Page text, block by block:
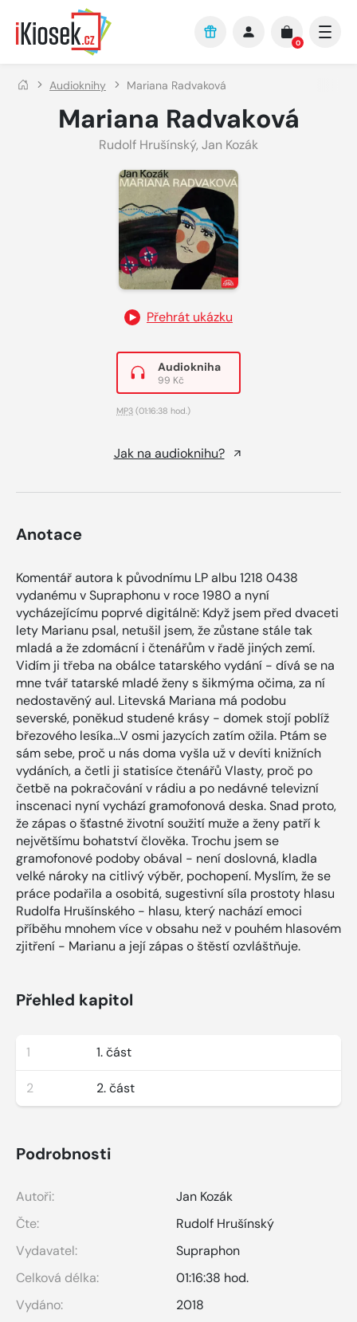
Přejít na hlavní obsah
0
Audioknihy Mariana Radvaková
Mariana Radvaková
Rudolf Hrušínský, Jan Kozák
Přehrát ukázku
Audiokniha
99 Kč
MP3 (01:16:38 hod.)
Jak na audioknihu?
Anotace
Komentář autora k původnímu LP albu 1218 0438
vydanému v Supraphonu v roce 1980 a nyní
vycházejícímu poprvé digitálně: Když jsem před dvaceti
lety Marianu psal, netušil jsem, že zůstane stále tak
mladá a že zdomácní i čtenářům v řadě jiných zemí.
Vidím ji třeba na obálce tatarského vydání - dívá se na
mne tvář tatarské mladé ženy s šikmýma očima, za ní
nedostavěný aul. Litevská Mariana má podobu
severské, poněkud studené krásy - domek stojí poblíž
březového lesíka...V osmi jazycích zatím ožila. Ptám se
sám sebe, proč u nás doma vyšla už v devíti knižních
vydáních, a četli ji statisíce čtenářů Vlasty, proč po
četbě na pokračování v rádiu a po nedávné televizní
inscenaci nyní vychází gramofonová deska. Snad proto,
že zápas o šťastné životní soužití muže a ženy patří k
největšímu bohatství člověka. Trochu jsem se
gramofonové podoby obával - není doslovná, kladla
velké nároky na citlivý výběr, pochopení. Myslím, že se
práce podařila a osobitá, sugestivní síla prostoty hlasu
Rudolfa Hrušínského - hlasu, který nachází emoci
příběhu mnohem více v obsahu než v pouhém hlasovém
zjitření - Marianu a její zápas o štěstí ozvláštňuje.
Přehled kapitol
1 1. část
2 2. část
Podrobnosti
Autoři:
Jan Kozák
Čte:
Rudolf Hrušínský
Vydavatel:
Supraphon
Celková délka:
01:16:38 hod.
Vydáno:
2018